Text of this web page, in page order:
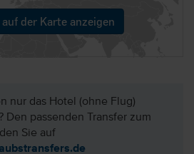
der Karte anzeigen
nur das Hotel (ohne Flug)
Den passenden Transfer zum
Sie auf